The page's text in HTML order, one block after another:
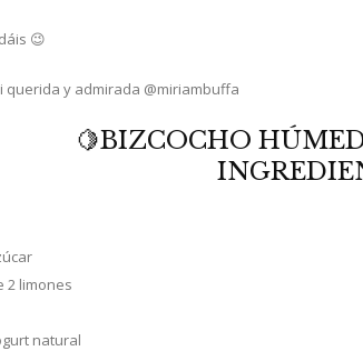
😉
querida y admirada @miriambuffa
🍋BIZCOCHO
2 limones
natural